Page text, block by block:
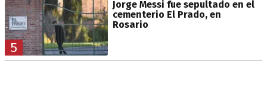
5
Jorge Messi fue sepultado en el
cementerio El Prado, en
Rosario